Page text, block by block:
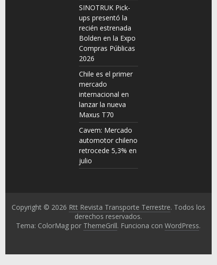
SINOTRUK Pick-
ups presentó la
recién estrenada
Bolden en la Expo
Compras Públicas
2026
Chile es el primer
mercado
internacional en
lanzar la nueva
Maxus T70
Cavem: Mercado
automotor chileno
retrocede 5,3% en
julio
Copyright © 2026 Rtt Revista Transporte Terrestre. Todos los
derechos reservados.
Tema: ColorMag por ThemeGrill. Funciona conWordPress.